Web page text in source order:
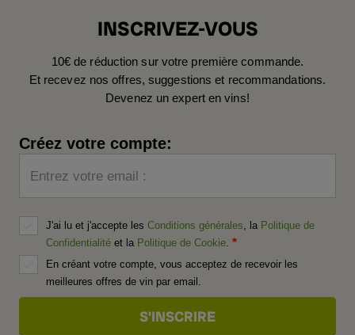
INSCRIVEZ-VOUS
10€ de réduction sur votre première commande.
Et recevez nos offres, suggestions et recommandations.
Devenez un expert en vins!
Créez votre compte:
Entrez votre email :
J'ai lu et j'accepte les Conditions générales , la Politique de
Confidentialité et la Politique de Cookie
En créant votre compte, vous acceptez de recevoir les
meilleures offres de vin par email.